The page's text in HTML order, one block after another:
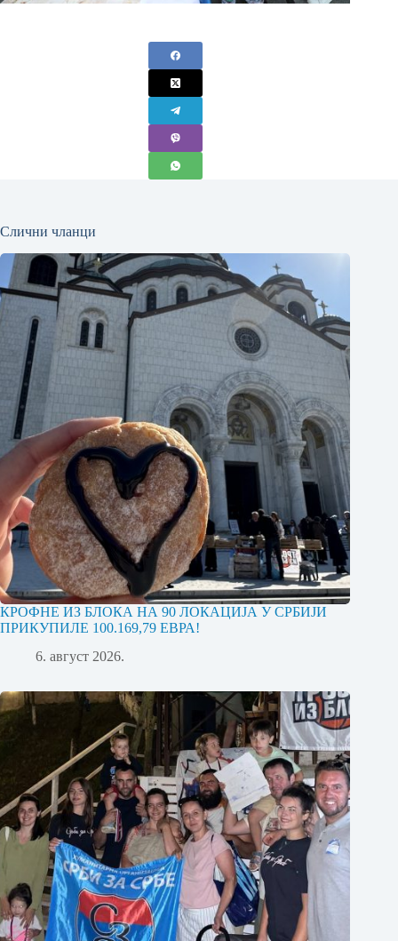
Слични чланци
КРОФНЕ ИЗ БЛОКА НА 90 ЛОКАЦИЈА У СРБИЈИ
ПРИКУПИЛЕ 100.169,79 ЕВРА!
6. август 2026.